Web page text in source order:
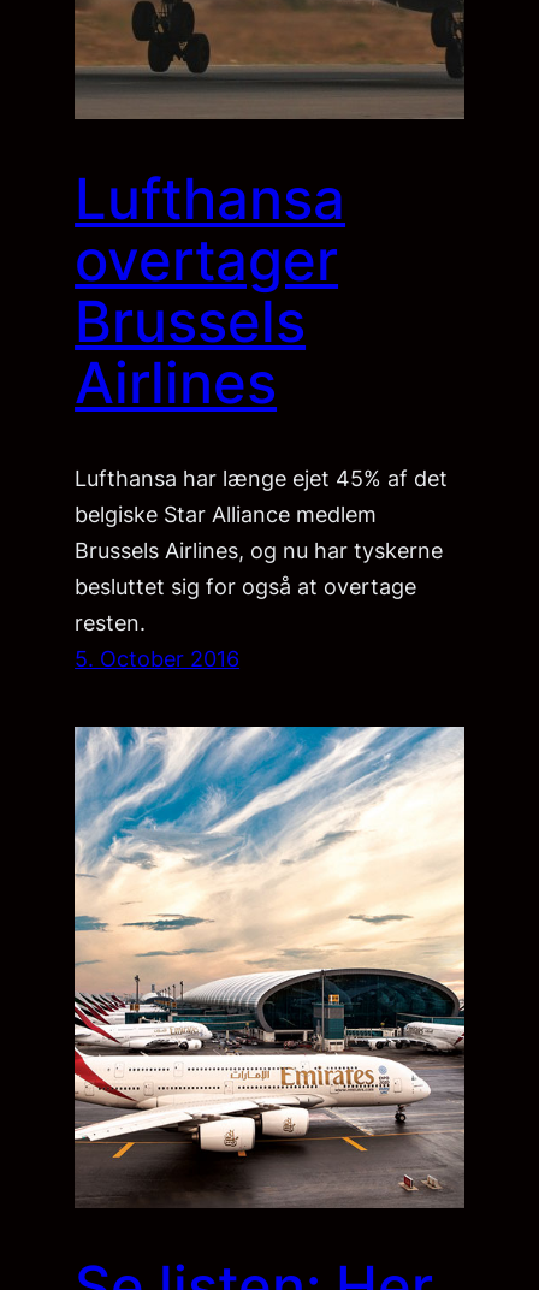
Lufthansa
overtager
Brussels
Airlines
Lufthansa har længe ejet 45% af det
belgiske Star Alliance medlem
Brussels Airlines, og nu har tyskerne
besluttet sig for også at overtage
resten.
5. October 2016